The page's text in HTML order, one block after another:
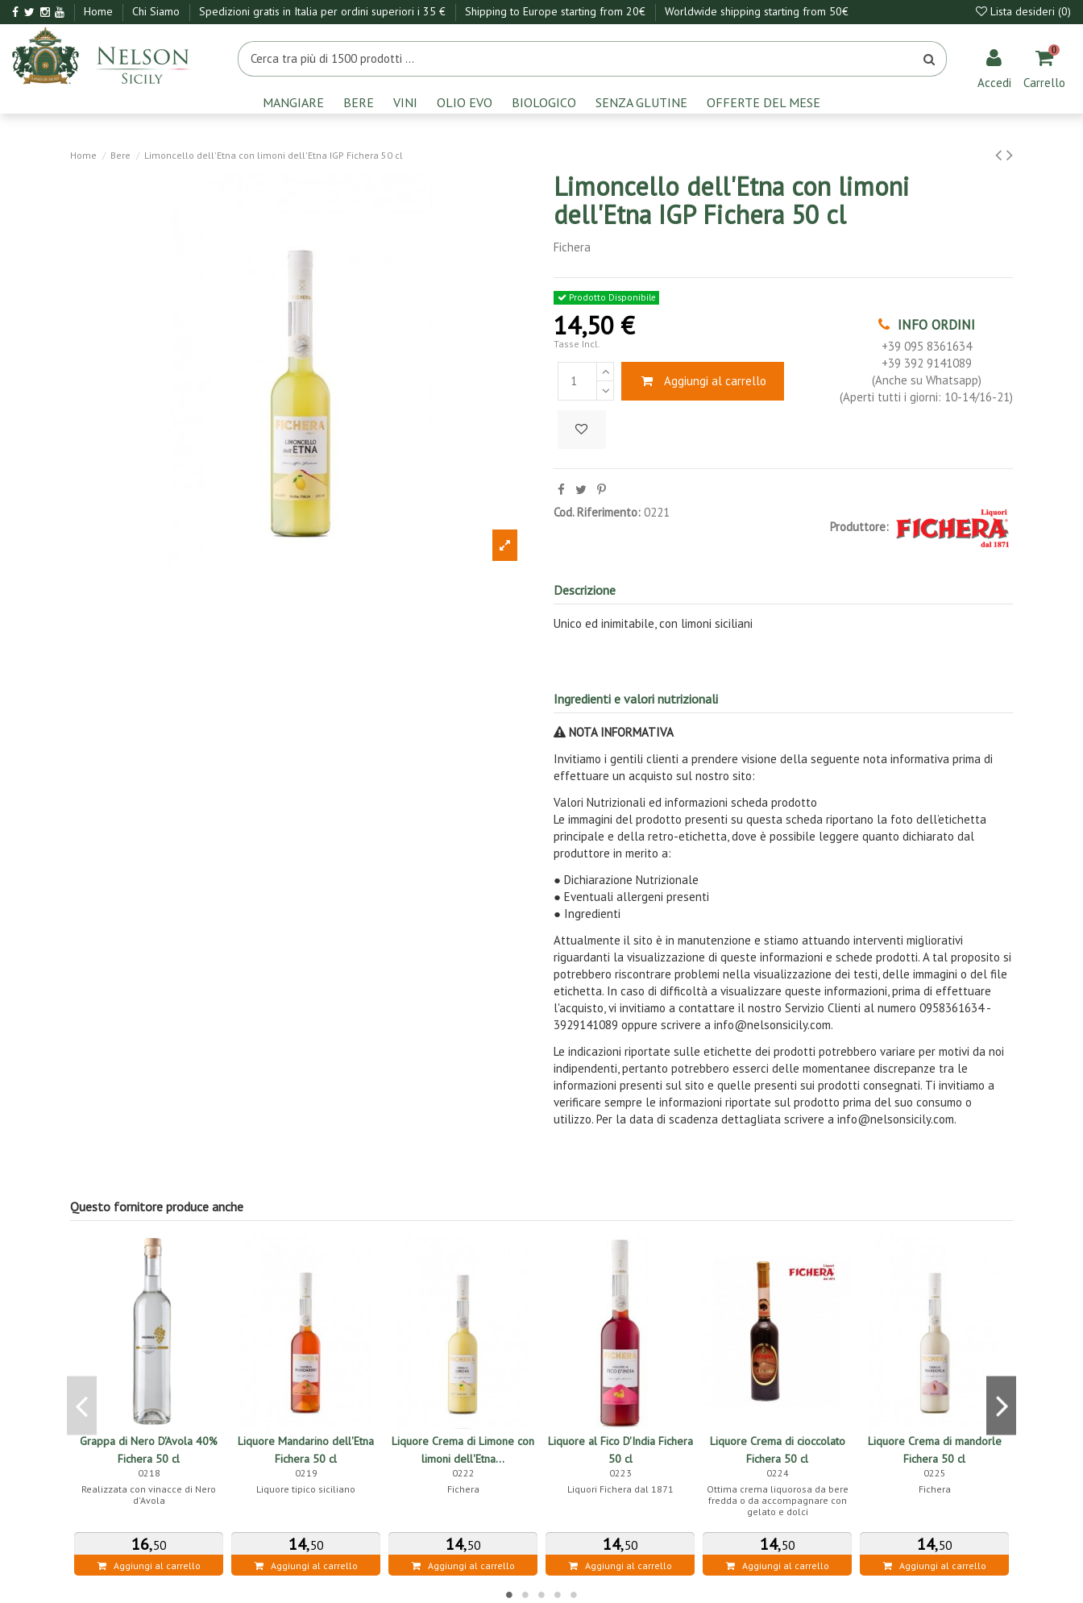
Home Chi Siamo Spedizioni gratis in Italia per ordini superiori i 35 € Shipping to Europe starting from 20€ Worldwide shipping starting from 50€ Lista desideri (0)
Accedi
0
Carrello
MANGIARE BERE VINI OLIO EVO BIOLOGICO SENZA GLUTINE OFFERTE DEL MESE
Home Bere Limoncello dell'Etna con limoni dell'Etna IGP Fichera 50 cl
Limoncello dell'Etna con limoni
dell'Etna IGP Fichera 50 cl
Fichera
Prodotto Disponibile
14,50 €
Tasse Incl.
INFO ORDINI
+39 095 8361634
+39 392 9141089
(Anche su Whatsapp)
(Aperti tutti i giorni: 10-14/16-21)
Aggiungi al carrello
Produttore:
Cod. Riferimento: 0221
Descrizione
Unico ed inimitabile, con limoni siciliani
Ingredienti e valori nutrizionali
NOTA INFORMATIVA
Invitiamo i gentili clienti a prendere visione della seguente nota informativa prima di
effettuare un acquisto sul nostro sito:
Valori Nutrizionali ed informazioni scheda prodotto
Le immagini del prodotto presenti su questa scheda riportano la foto dell’etichetta
principale e della retro-etichetta, dove è possibile leggere quanto dichiarato dal
produttore in merito a:
● Dichiarazione Nutrizionale
● Eventuali allergeni presenti
● Ingredienti
Attualmente il sito è in manutenzione e stiamo attuando interventi migliorativi
riguardanti la visualizzazione di queste informazioni e schede prodotti. A tal proposito si
potrebbero riscontrare problemi nella visualizzazione dei testi, delle immagini o del file
etichetta. In caso di difficoltà a visualizzare queste informazioni, prima di effettuare
l'acquisto, vi invitiamo a contattare il nostro Servizio Clienti al numero 0958361634 -
3929141089 oppure scrivere a info@nelsonsicily.com.
Le indicazioni riportate sulle etichette dei prodotti potrebbero variare per motivi da noi
indipendenti, pertanto potrebbero esserci delle momentanee discrepanze tra le
informazioni presenti sul sito e quelle presenti sui prodotti consegnati. Ti invitiamo a
verificare sempre le informazioni riportate sul prodotto prima del suo consumo o
utilizzo. Per la data di scadenza dettagliata scrivere a info@nelsonsicily.com.
Questo fornitore produce anche
Grappa di Nero D'Avola 40%
Fichera 50 cl
0218
Realizzata con vinacce di Nero
d'Avola
16,50
Aggiungi al carrello
Liquore Mandarino dell'Etna
Fichera 50 cl
0219
Liquore tipico siciliano
14,50
Aggiungi al carrello
Liquore Crema di Limone con
limoni dell'Etna...
0222
Fichera
14,50
Aggiungi al carrello
Liquore al Fico D'India Fichera
50 cl
0223
Liquori Fichera dal 1871
14,50
Aggiungi al carrello
Liquore Crema di cioccolato
Fichera 50 cl
0224
Ottima crema liquorosa da bere
fredda o da accompagnare con
gelato e dolci
14,50
Aggiungi al carrello
Liquore Crema di mandorle
Fichera 50 cl
0225
Fichera
14,50
Aggiungi al carrello